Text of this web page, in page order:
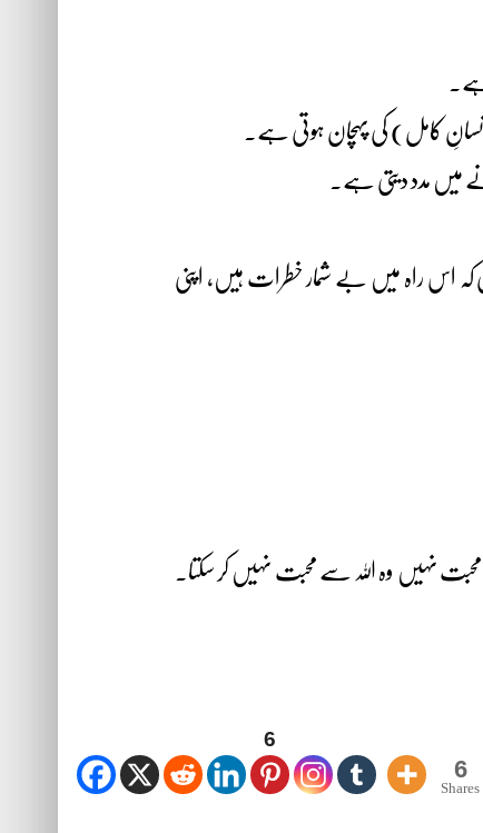
کامل) کی پہچان ہوتی ہے۔
میں مدد دیتی ہے۔
اس راہ میں بے شمار خطرات ہیں، اپنی
نہیں وہ اللہ سے محبت نہیں کر سکتا۔
6
6
Shares